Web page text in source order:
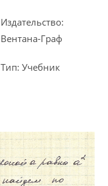
Издательство:
Вентана-Граф
Тип: Учебник